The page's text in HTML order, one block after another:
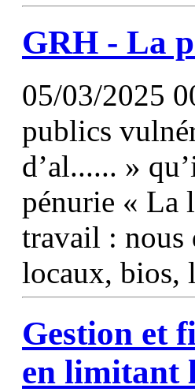
GRH - La
05/03/2025
publics
d’al...... »
pénurie « La
travail : nous
locaux, bios,
Gestion et
en limitant